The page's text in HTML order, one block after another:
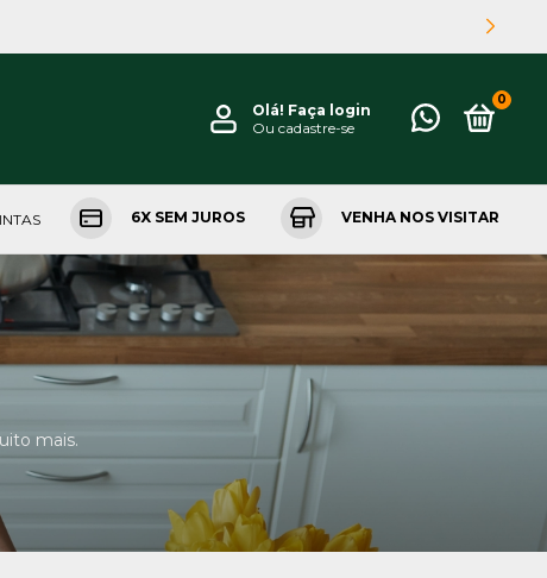
Olá! Faça login
Ou cadastre-se
0
6X SEM JUROS VENHA NOS VISITAR
mais.